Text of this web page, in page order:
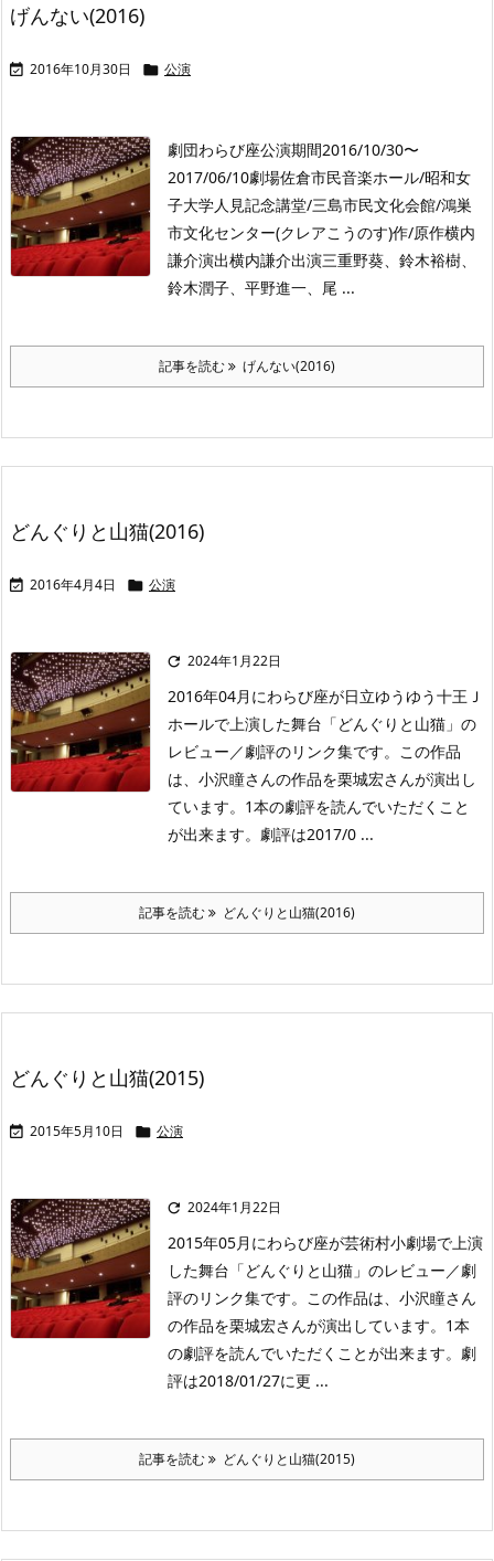
げんない(2016)
 2016年10月30日  公演
劇団わらび座公演期間2016/10/30〜
2017/06/10劇場佐倉市民音楽ホール/昭和女
子大学人見記念講堂/三島市民文化会館/鴻巣
市文化センター(クレアこうのす)作/原作横内
謙介演出横内謙介出演三重野葵、鈴木裕樹、
鈴木潤子、平野進一、尾 ...
記事を読む げんない(2016)
どんぐりと山猫(2016)
 2016年4月4日  公演
 2024年1月22日
2016年04月にわらび座が日立ゆうゆう十王Ｊ
ホールで上演した舞台「どんぐりと山猫」の
レビュー／劇評のリンク集です。この作品
は、小沢瞳さんの作品を栗城宏さんが演出し
ています。1本の劇評を読んでいただくこと
が出来ます。劇評は2017/0 ...
記事を読む どんぐりと山猫(2016)
どんぐりと山猫(2015)
 2015年5月10日  公演
 2024年1月22日
2015年05月にわらび座が芸術村小劇場で上演
した舞台「どんぐりと山猫」のレビュー／劇
評のリンク集です。この作品は、小沢瞳さん
の作品を栗城宏さんが演出しています。1本
の劇評を読んでいただくことが出来ます。劇
評は2018/01/27に更 ...
記事を読む どんぐりと山猫(2015)